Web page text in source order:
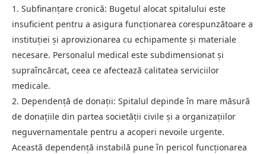
1. Subfinanțare cronică: Bugetul alocat spitalului este
insuficient pentru a asigura funcționarea corespunzătoare a
instituției și aprovizionarea cu echipamente și materiale
necesare. Personalul medical este subdimensionat și
supraîncărcat, ceea ce afectează calitatea serviciilor
medicale.
2. Dependență de donații: Spitalul depinde în mare măsură
de donațiile din partea societății civile și a organizațiilor
neguvernamentale pentru a acoperi nevoile urgente.
Această dependență instabilă pune în pericol funcționarea